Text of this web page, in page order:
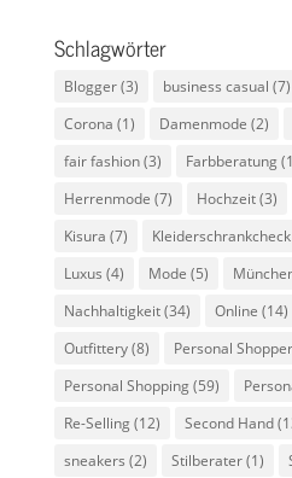
Schlagwörter
Blogger(3) business casual (7)
Corona (1) Damenmode (2)
fair fashion(3) Farbberatung
Herrenmode (7) Hochzeit(3)
Kisura (7) Kleiderschrankcheck
Luxus (4) Mode (5)
Nachhaltigkeit(34) Online (14)
Outfittery(8) Personal Shopper
Personal Shopping(59)
Re-Selling(12) Second Hand
sneakers (2) Stilberater(1)